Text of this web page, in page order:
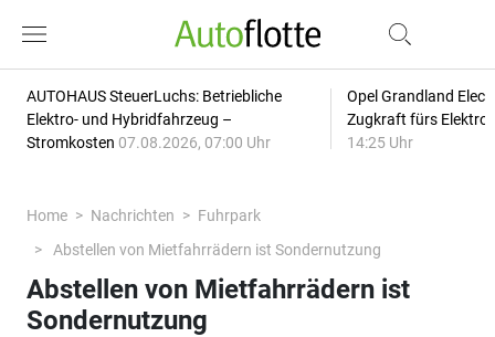
AUTOHAUS SteuerLuchs: Betriebliche
Elektro- und Hybridfahrzeug –
Stromkosten 07.08.2026, 07:00 Uhr
Opel Grandland
Zugkraft fürs
14:25 Uhr
Home Nachrichten
Fuhrpark
Abstellen von Mietfahrrädern ist Sondernutzung
Abstellen von Mietfahrrädern ist
Sondernutzung